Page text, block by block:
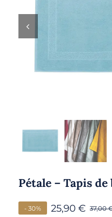
Pétale – Tapis
37,00
25,90€
- 30%